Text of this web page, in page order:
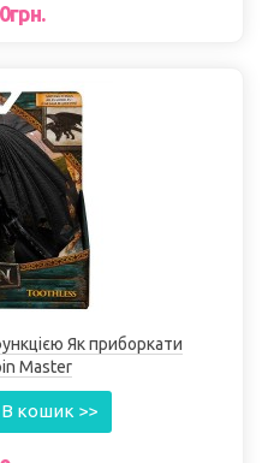
Як приборкати
Master
В кошик >>